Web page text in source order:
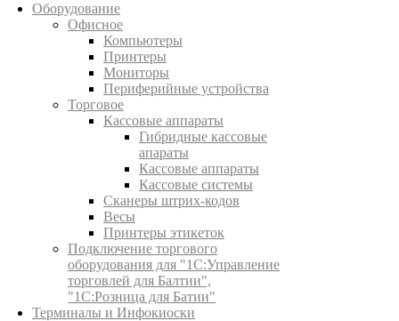
Оборудование
Офисное
Компьютеры
Принтеры
Мониторы
Периферийные устройства
Торговое
Кассовые аппараты
Гибридные кассовые
апараты
Кассовые аппараты
Кассовые системы
Сканеры штрих-кодов
Весы
Принтеры этикеток
Подключение торгового
оборудования для "1С:Управление
торговлей для Балтии",
"1С:Розница для Батии"
Терминалы и Инфокиоски